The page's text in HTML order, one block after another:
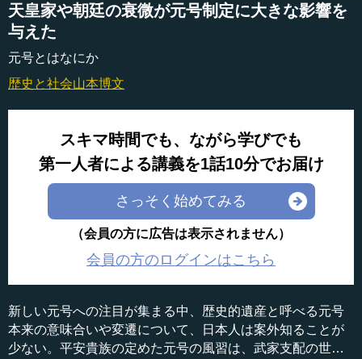
天皇家や朝廷の衰微が元号制定に大きな影響を
与えた
元号とはなにか
歴史と社会山本博文
スキマ時間でも、ながら学びでも
第一人者による講義を1話10分でお届け
さっそく始めてみる
（会員の方に広告は表示されません）
会員の方のログインはこちら
新しい元号への注目が集まる中、歴史的遺産と呼べる元号
本来の意味合いや変遷について、日本人は案外知ることが
少ない。平安貴族の定めた元号の風習は、武家支配の世の